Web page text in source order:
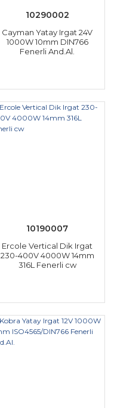
10290002
Cayman Yatay Irgat 24V
1000W 10mm DIN766
Fenerli And.Al.
10190007
Ercole Vertical Dik Irgat
230-400V 4000W 14mm
316L Fenerli cw